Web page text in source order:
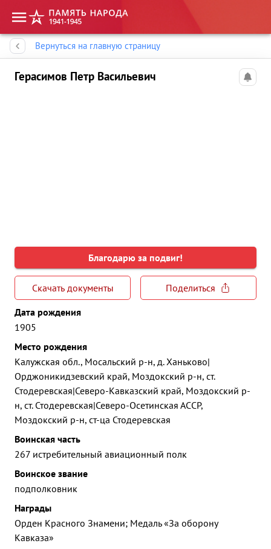
Вернуться на главную страницу
Герасимов Петр Васильевич
Благодарю за подвиг!
Скачать документы
Поделиться
Дата рождения
1905
Место рождения
Калужская обл., Мосальский р-н, д. Ханьково|
Орджоникидзевский край, Моздокский р-н, ст.
Стодеревская|Северо-Кавказский край, Моздокский р-
н, ст. Стодеревская|Северо-Осетинская АССР,
Моздокский р-н, ст-ца Стодеревская
Воинская часть
267 истребительный авиационный полк
Воинское звание
подполковник
Награды
Орден Красного Знамени; Медаль «За оборону
Кавказа»
Память народа